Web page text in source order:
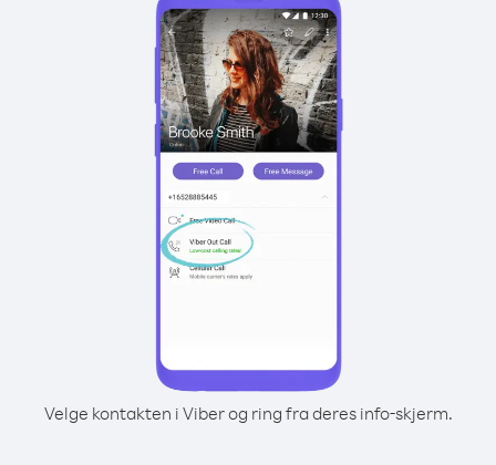
Velge kontakten i Viber og ring fra deres info-skjerm.